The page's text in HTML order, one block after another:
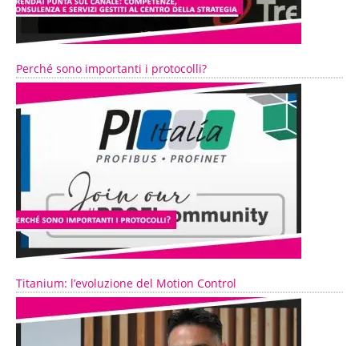
Perché sono importanti i protocolli?
Titanium: l’evoluzione del Motion Control